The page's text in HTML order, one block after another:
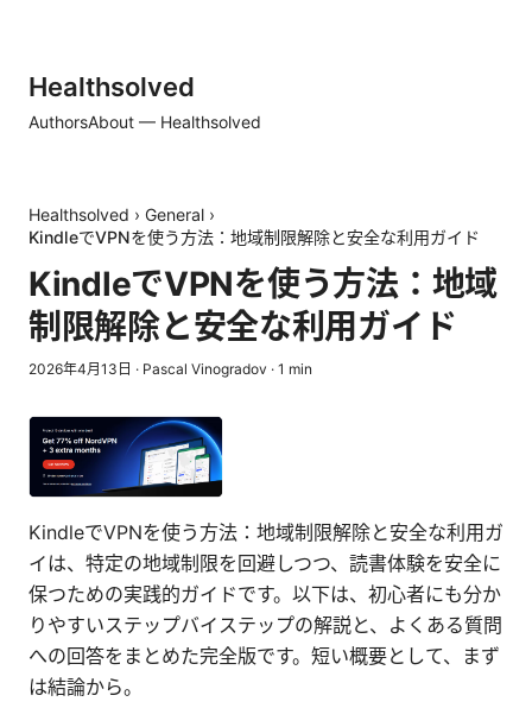
Healthsolved
AuthorsAbout — Healthsolved
Healthsolved › General ›
KindleでVPNを使う方法：地域制限解除と安全な利用ガイド
KindleでVPNを使う方法：地域
制限解除と安全な利用ガイド
2026年4月13日 · Pascal Vinogradov · 1 min
KindleでVPNを使う方法：地域制限解除と安全な利用ガ
イは、特定の地域制限を回避しつつ、読書体験を安全に
保つための実践的ガイドです。以下は、初心者にも分か
りやすいステップバイステップの解説と、よくある質問
への回答をまとめた完全版です。短い概要として、まず
は結論から。